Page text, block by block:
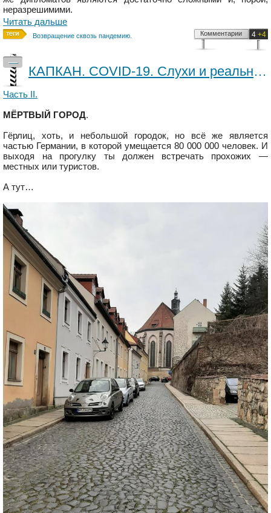
неразрешимими.
Читать дальше
Возвращение сквозь пандемию. 4 +4
Комментарии
—
КАПКАН. COVID-19. Слухи и реальность. Часть III.
Часть II.
МЁРТВЫЙ ГОРОД.
Гёрлиц, хоть, и небольшой городок, но всё же является
частью Германии, в которой умещается 80 000 000 человек. И
выходя на прогулку ты должен встречать прохожих —
местных или туристов.
А тут…